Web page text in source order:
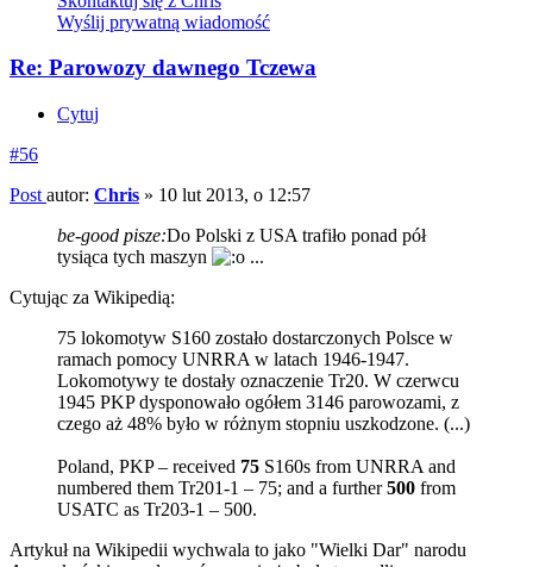
Wyślij prywatną wiadomość
Re: Parowozy dawnego Tczewa
Cytuj
#56
Post autor: Chris » 10 lut 2013, o 12:57
be-good pisze:Do Polski z USA trafiło ponad pół
tysiąca tych maszyn
...
Cytując za Wikipedią:
75 lokomotyw S160 zostało dostarczonych Polsce w
ramach pomocy UNRRA w latach 1946-1947.
Lokomotywy te dostały oznaczenie Tr20. W czerwcu
1945 PKP dysponowało ogółem 3146 parowozami, z
czego aż 48% było w różnym stopniu uszkodzone. (...)
Poland, PKP – received 75 S160s from UNRRA and
numbered them Tr201-1 – 75; and a further500 from
USATC as Tr203-1 – 500.
Artykuł na Wikipedii wychwala to jako "Wielki Dar" narodu